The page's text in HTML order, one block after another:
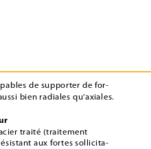
de supporter de for-
bien radiales qu’axiales.
traité (traitement
aux fortes sollicita-